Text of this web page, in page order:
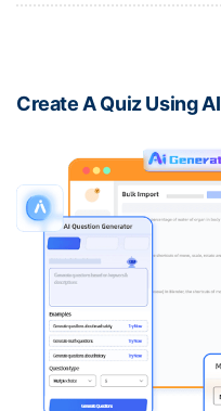
Create A Quiz Using AI